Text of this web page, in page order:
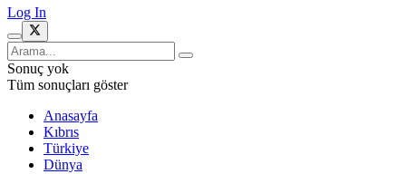
Log In
Sonuç yok
Tüm sonuçları göster
Anasayfa
Kıbrıs
Türkiye
Dünya